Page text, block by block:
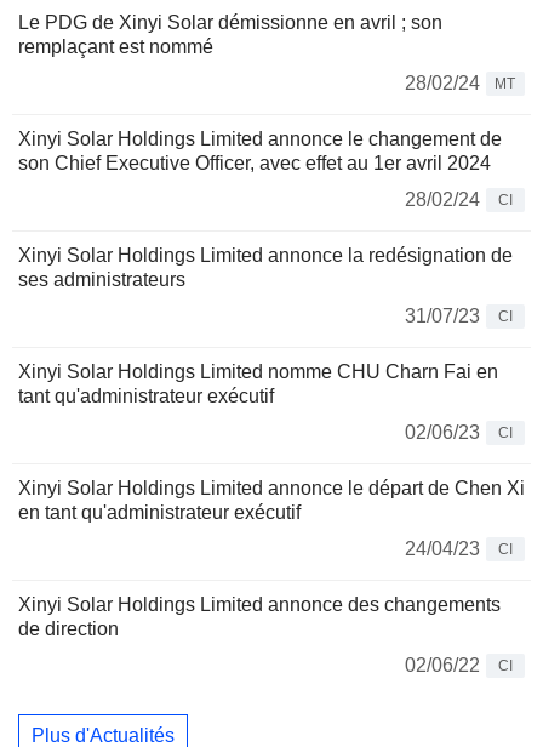
Le PDG de Xinyi Solar démissionne en avril ; son
remplaçant est nommé
28/02/24
MT
Xinyi Solar Holdings Limited annonce le changement de
son Chief Executive Officer, avec effet au 1er avril 2024
28/02/24
CI
Xinyi Solar Holdings Limited annonce la redésignation de
ses administrateurs
31/07/23
CI
Xinyi Solar Holdings Limited nomme CHU Charn Fai en
tant qu'administrateur exécutif
02/06/23
CI
Xinyi Solar Holdings Limited annonce le départ de Chen Xi
en tant qu'administrateur exécutif
24/04/23
CI
Xinyi Solar Holdings Limited annonce des changements
de direction
02/06/22
CI
Plus d'Actualités